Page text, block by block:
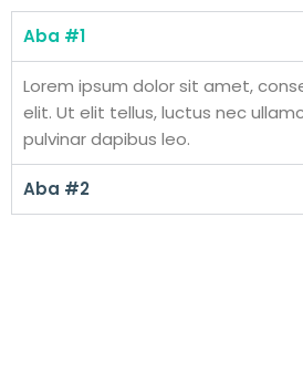
Aba #1
Lorem ipsum dolor sit amet,
elit. Ut elit tellus, luctus nec
pulvinar dapibus leo.
Aba #2